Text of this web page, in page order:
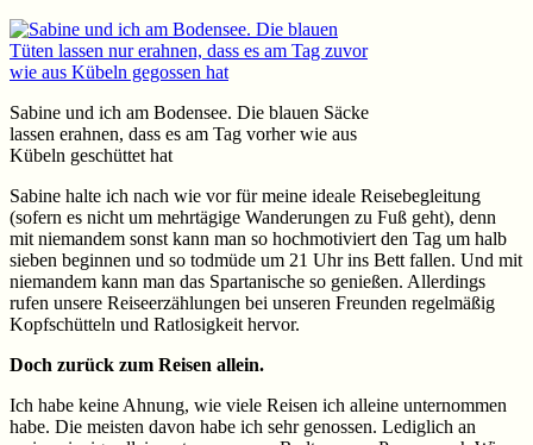
Sabine und ich am Bodensee. Die blauen Säcke
lassen erahnen, dass es am Tag vorher wie aus
Kübeln geschüttet hat
Sabine halte ich nach wie vor für meine ideale Reisebegleitung
(sofern es nicht um mehrtägige Wanderungen zu Fuß geht), denn
mit niemandem sonst kann man so hochmotiviert den Tag um halb
sieben beginnen und so todmüde um 21 Uhr ins Bett fallen. Und mit
niemandem kann man das Spartanische so genießen. Allerdings
rufen unsere Reiseerzählungen bei unseren Freunden regelmäßig
Kopfschütteln und Ratlosigkeit hervor.
Doch zurück zum Reisen allein.
Ich habe keine Ahnung, wie viele Reisen ich alleine unternommen
habe. Die meisten davon habe ich sehr genossen. Lediglich an